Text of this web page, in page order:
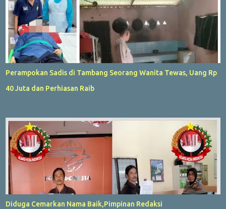
Perampokan Sadis di Tambang Seorang Wanita Tewas, Uang Rp
40 Juta dan Perhiasan Raib
Diduga Cemarkan Nama Baik,Pimpinan Redaksi